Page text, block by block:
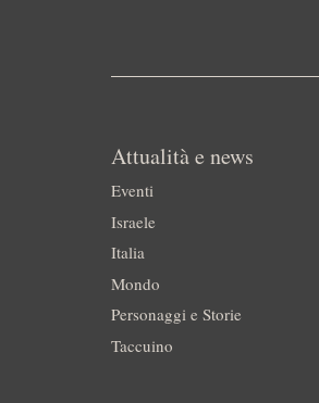
Attualità e news
Eventi
Israele
Italia
Mondo
Personaggi e Storie
Taccuino